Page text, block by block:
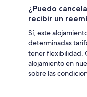
¿Puedo
recibir un
Sí, este
determinadas
tener flexibilidad.
alojamiento en
sobre las